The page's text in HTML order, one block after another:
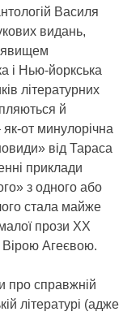
Василя
видань,
явищем
і Нью-йоркська
літературних
й
як-от минулорічна
від Тараса
приклади
з одного або
стала майже
прози ХХ
Вірою Агеєвою.
про справжній
літературі (адже